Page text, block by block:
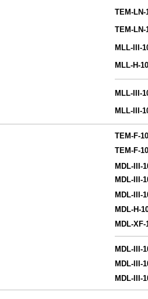
TEM-LN-
TEM-LN-
MLL-III-
MLL-H-
MLL-III-
MLL-III-
TEM-F-
TEM-F-
MDL-III-
MDL-III-
MDL-III-
MDL-H-
MDL-XF-
MDL-III-
MDL-III-
MDL-III-